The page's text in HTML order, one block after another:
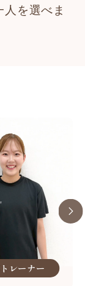
を選べま
レーナー